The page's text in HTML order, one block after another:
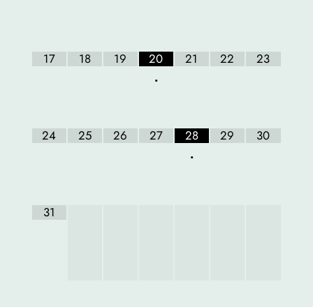
17 18 19
20
•
21 22 23
24 25 26 27
28
•
29 30
31